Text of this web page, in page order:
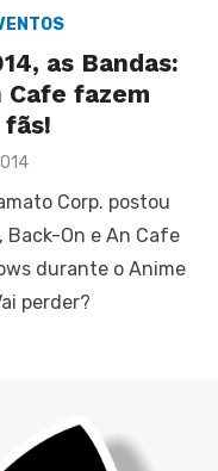
as Bandas:
Cafe fazem
Corp. postou
Back-On e An Cafe
durante o Anime
perder?